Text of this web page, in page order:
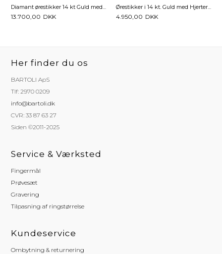
Diamant ørestikker 14 kt Guld med Blomster
13.700,00 DKK
Ørestikker i 14 kt. Guld med Hjerter og Diamanter - 0,04 ct
4.950,00 DKK
Her finder du os
BARTOLI ApS
Tlf: 2970 0209
info@bartoli.dk
CVR: 33 87 63 27
Siden ©2011-2025
Service & Værksted
Fingermål
Prøvesæt
Gravering
Tilpasning af ringstørrelse
Kundeservice
Ombytning & returnering